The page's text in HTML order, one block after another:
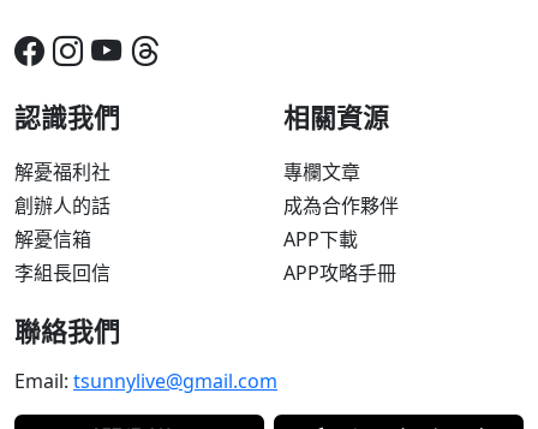
認識我們
解憂福利社
創辦人的話
解憂信箱
李組長回信
相關資源
專欄文章
成為合作夥伴
APP下載
APP攻略手冊
聯絡我們
Email: tsunnylive@gmail.com